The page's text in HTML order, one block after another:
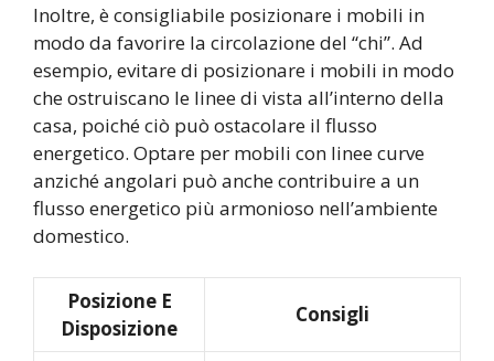
Inoltre, è consigliabile posizionare i mobili in
modo da favorire la circolazione del “chi”. Ad
esempio, evitare di posizionare i mobili in modo
che ostruiscano le linee di vista all’interno della
casa, poiché ciò può ostacolare il flusso
energetico. Optare per mobili con linee curve
anziché angolari può anche contribuire a un
flusso energetico più armonioso nell’ambiente
domestico.
Posizione E
Disposizione
Consigli